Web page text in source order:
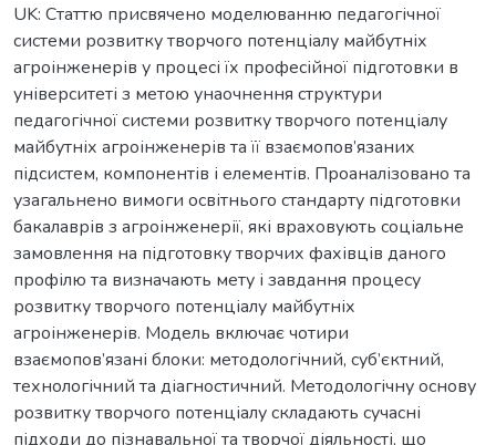
UK: Статтю присвячено моделюванню педагогічної
системи розвитку творчого потенціалу майбутніх
агроінженерів у процесі їх професійної підготовки в
університеті з метою унаочнення структури
педагогічної системи розвитку творчого потенціалу
майбутніх агроінженерів та її взаємопов’язаних
підсистем, компонентів і елементів. Проаналізовано та
узагальнено вимоги освітнього стандарту підготовки
бакалаврів з агроінженерії, які враховують соціальне
замовлення на підготовку творчих фахівців даного
профілю та визначають мету і завдання процесу
розвитку творчого потенціалу майбутніх
агроінженерів. Модель включає чотири
взаємопов’язані блоки: методологічний, суб’єктний,
технологічний та діагностичний. Методологічну основу
розвитку творчого потенціалу складають сучасні
підходи до пізнавальної та творчої діяльності, що